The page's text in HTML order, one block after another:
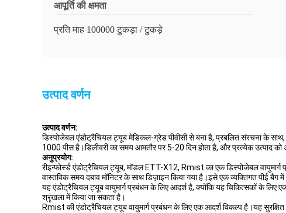
आपूर्ति की क्षमता
प्रति माह 100000 टुकड़ा / टुकड़े
उत्पाद वर्णन
उत्पाद वर्णन:
डिस्पोजेबल एंडोट्रैचियल ट्यूब मेडिकल-ग्रेड पीवीसी से बना है, प्रबलित संरचना के
1000 पीस है।डिलीवरी का समय आमतौर पर 5-20 दिन होता है, और प्रत्येक उत्पाद
अनुप्रयोग:
रीइन्फोर्स्ड एंडोट्रैचियल ट्यूब, मॉडल ETT-X12, Rmist का एक डिस्पोजेबल
वास्तविक समय दबाव मॉनिटर के साथ डिज़ाइन किया गया है।इसे एक व्यक्तिगत पीई
यह एंडोट्रैचियल ट्यूब वायुमार्ग प्रबंधन के लिए आदर्श है, क्योंकि यह चिकित्सकों के
श्रृंखला में किया जा सकता है।
Rmist की एंडोट्रैचियल ट्यूब वायुमार्ग प्रबंधन के लिए एक आदर्श विकल्प है।यह